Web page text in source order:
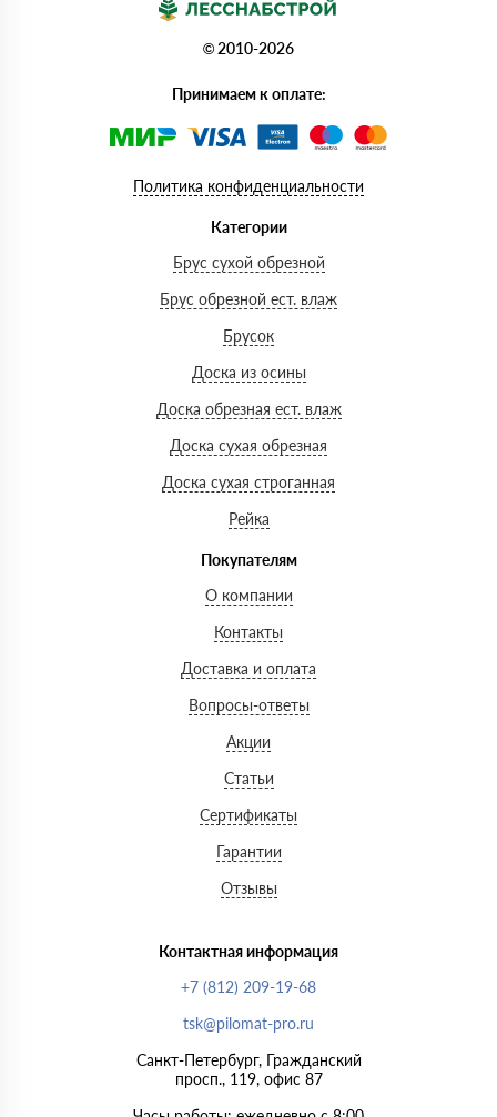
© 2010-2026
Принимаем к оплате:
Политика конфиденциальности
Категории
Брус сухой обрезной
Брус обрезной ест. влаж
Брусок
Доска из осины
Доска обрезная ест. влаж
Доска сухая обрезная
Доска сухая строганная
Рейка
Покупателям
О компании
Контакты
Доставка и оплата
Вопросы-ответы
Акции
Статьи
Сертификаты
Гарантии
Отзывы
Контактная информация
+7 (812) 209-19-68
tsk@pilomat-pro.ru
Санкт-Петербург, Гражданский
просп., 119, офис 87